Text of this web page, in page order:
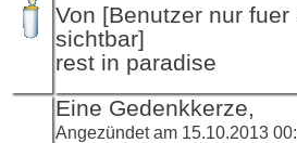
Von [Benutzer nur
sichtbar]
rest in paradise
Eine Gedenkkerze,
Angezündet am 15.10.2013